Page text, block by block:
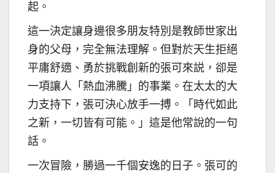
起。
這一決定讓身邊很多朋友特別是教師世家出
身的父母，完全無法理解。但對於天生拒絕
平庸舒適、勇於挑戰創新的張可來説，卻是
一項讓人「熱血沸騰」的事業。在太太的大
力支持下，張可決心放手一搏。「時代如此
之新，一切皆有可能。」這是他常說的一句
話。
一次冒險，勝過一千個安逸的日子。張可的